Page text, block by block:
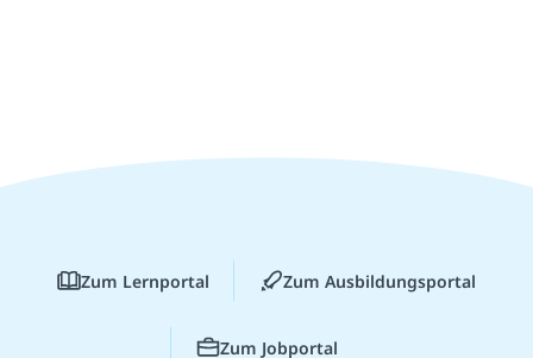
Zum Lernportal Zum Ausbildungsportal
Zum Jobportal